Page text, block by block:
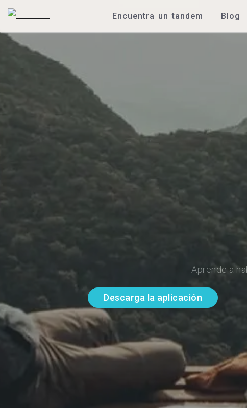
Encuentra un tandem Blog
Aprende a
Descarga la aplicación